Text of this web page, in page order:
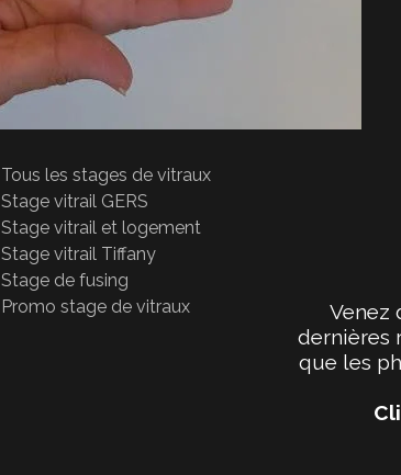
Tous les stages de vitraux
Stage vitrail GERS
Stage vitrail et logement
Stage vitrail Tiffany
Stage de fusing
Promo stage de vitraux
Venez
dernières
que les